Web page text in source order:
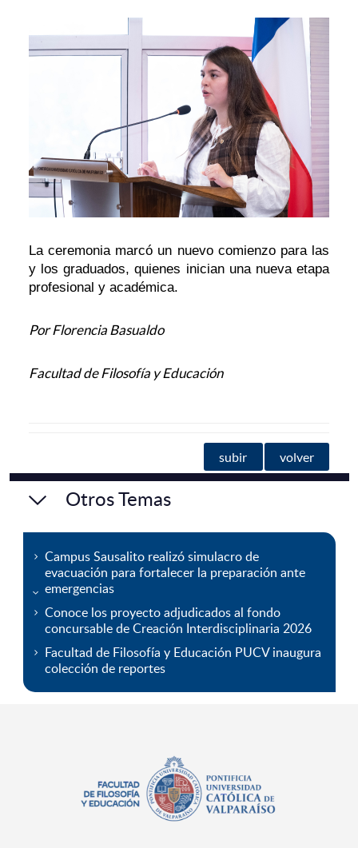
La ceremonia marcó un nuevo comienzo para las
y los graduados, quienes inician una nueva etapa
profesional y académica.
Por Florencia Basualdo
Facultad de Filosofía y Educación
subir volver
Otros Temas
Campus Sausalito realizó simulacro de
evacuación para fortalecer la preparación ante
emergencias
Conoce los proyecto adjudicados al fondo
concursable de Creación Interdisciplinaria 2026
Facultad de Filosofía y Educación PUCV inaugura
colección de reportes